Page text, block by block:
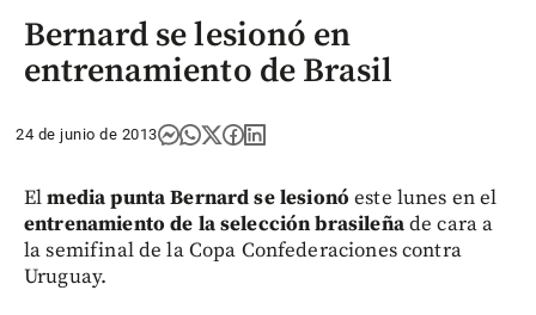
Bernard se lesionó en
entrenamiento de Brasil
24 de junio de 2013
Elmedia punta Bernard se lesionó este lunes en el
entrenamiento de la selección brasileñade cara a
la semifinal de la Copa Confederaciones contra
Uruguay.